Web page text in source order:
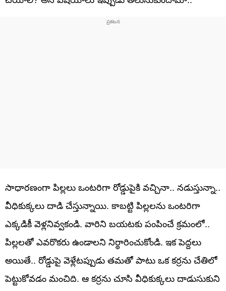
సాధారణంగా పిల్లలు ఒంటరిగా రోడ్డుపైకి వచ్చినా.. నడుస్తున్నా..
వీధికుక్కలు దాడి చేస్తున్నాయి. కాబట్టి పిల్లలను ఒంటరిగా
ఎక్కడికీ వెళ్లనివ్వకండి. వారిని బయటకు పంపించే క్రమంలో..
పిల్లలతో ఎవరొకరు ఉండాలని నిర్ధారించుకోండి. ఇక పెద్దలు
అయితే.. రోడ్డుపై వెళ్లేటప్పుడు తమతో పాటు ఒక కర్రను చేతిలో
పెట్టుకోవడం మంచిది. ఆ కర్రను చూసి వీధికుక్కలు దాడుసుకుని